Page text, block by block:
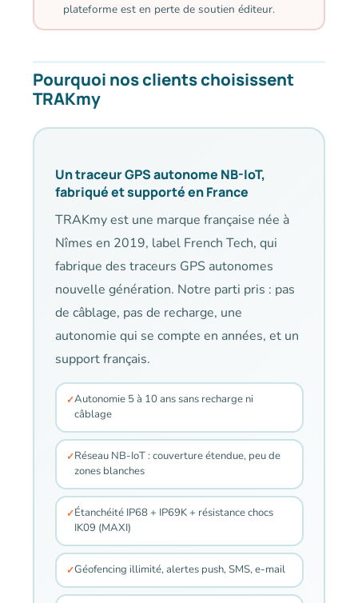
plateforme est en perte de soutien éditeur.
Pourquoi nos clients choisissent
TRAKmy
Un traceur GPS autonome NB-IoT,
fabriqué et supporté en France
TRAKmy est une marque française née à
Nîmes en 2019, label French Tech, qui
fabrique des traceurs GPS autonomes
nouvelle génération. Notre parti pris : pas
de câblage, pas de recharge, une
autonomie qui se compte en années, et un
support français.
Autonomie 5 à 10 ans sans recharge ni
câblage
Réseau NB-IoT : couverture étendue, peu de
zones blanches
Étanchéité IP68 + IP69K + résistance chocs
IK09 (MAXI)
Géofencing illimité, alertes push, SMS, e-mail